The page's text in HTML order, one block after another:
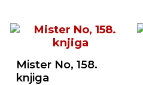
Mister No, 158.
knjiga